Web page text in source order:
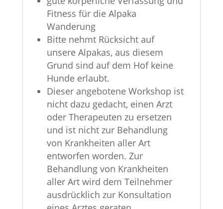
Fitness für die Alpaka
Wanderung
Bitte nehmt Rücksicht auf
unsere Alpakas, aus diesem
Grund sind auf dem Hof keine
Hunde erlaubt.
Dieser angebotene Workshop ist
nicht dazu gedacht, einen Arzt
oder Therapeuten zu ersetzen
und ist nicht zur Behandlung
von Krankheiten aller Art
entworfen worden. Zur
Behandlung von Krankheiten
aller Art wird dem Teilnehmer
ausdrücklich zur Konsultation